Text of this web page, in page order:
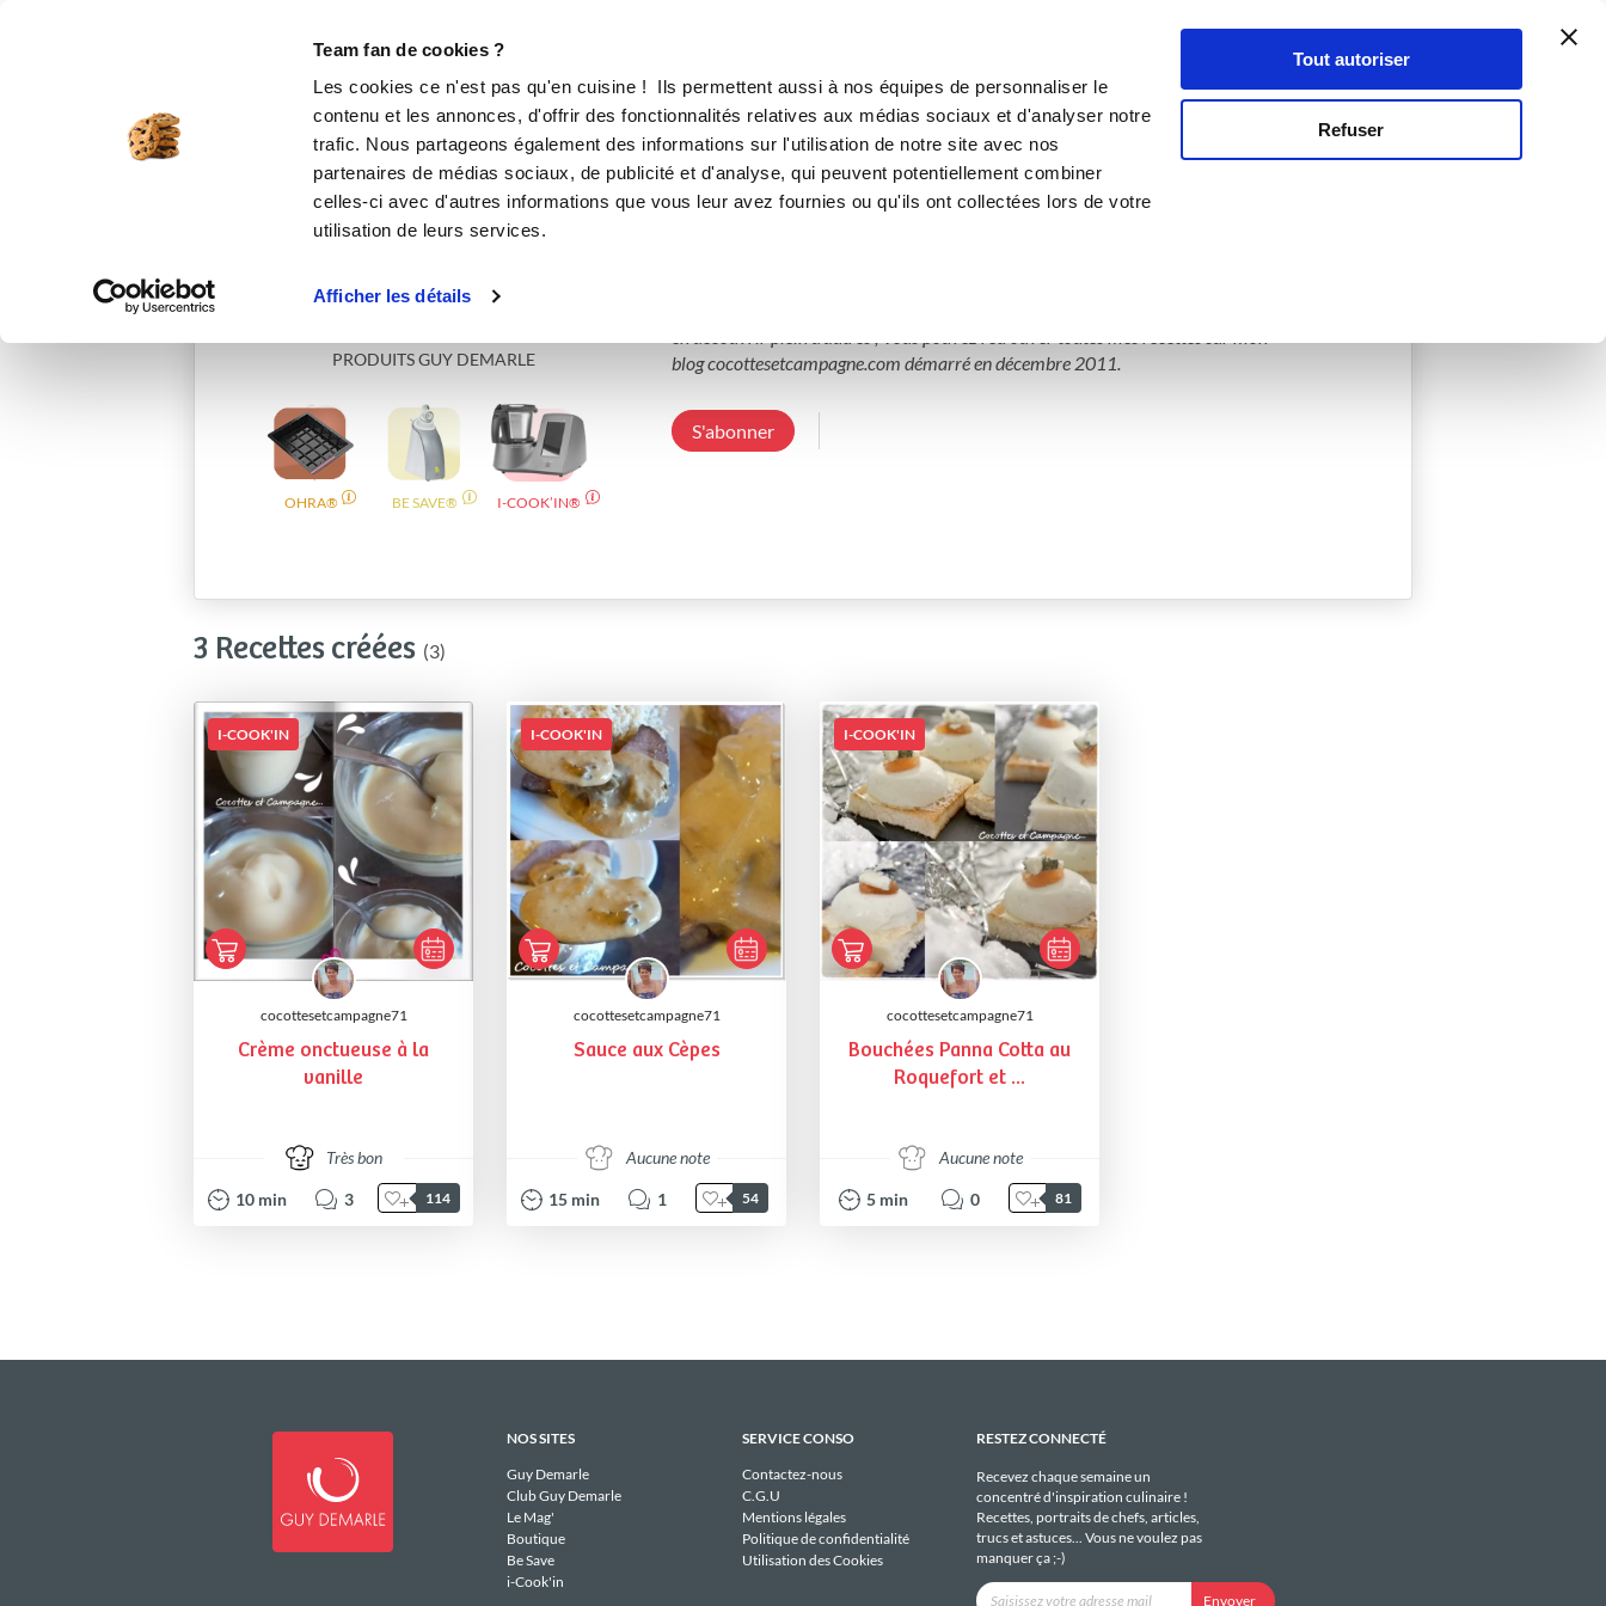
Team fan de cookies ?
Les cookies ce n'est pas qu'en cuisine ! Ils permettent aussi à nos équipes de personnaliser le
contenu et les annonces, d'offrir des fonctionnalités relatives aux médias sociaux et d'analyser notre
trafic. Nous partageons également des informations sur l'utilisation de notre site avec nos
partenaires de médias sociaux, de publicité et d'analyse, qui peuvent potentiellement combiner
celles-ci avec d'autres informations que vous leur avez fournies ou qu'ils ont collectées lors de votre
utilisation de leurs services.
Afficher les détails
Tout autoriser
Refuser
Se connecter
PRODUITS GUY DEMARLE
OHRA® BE SAVE® I-COOK’IN®
cocottesetcampagne71
blog cocottesetcampagne.com démarré en décembre 2011.
S'abonner
3 Recettes créées (3)
I-COOK'IN
cocottesetcampagne71
Crème onctueuse à la
vanille
Très bon
10 min 3 114
I-COOK'IN
cocottesetcampagne71
Sauce aux Cèpes
Aucune note
15 min 1 54
I-COOK'IN
cocottesetcampagne71
Bouchées Panna Cotta au
Roquefort et ...
Aucune note
5 min 0 81
NOS SITES
Guy Demarle
Club Guy Demarle
Le Mag'
Boutique
Be Save
i-Cook'in
SERVICE CONSO
Contactez-nous
C.G.U
Mentions légales
Politique de confidentialité
Utilisation des Cookies
RESTEZ CONNECTÉ
Recevez chaque semaine un
concentré d'inspiration culinaire !
Recettes, portraits de chefs, articles,
trucs et astuces... Vous ne voulez pas
manquer ça ;-)